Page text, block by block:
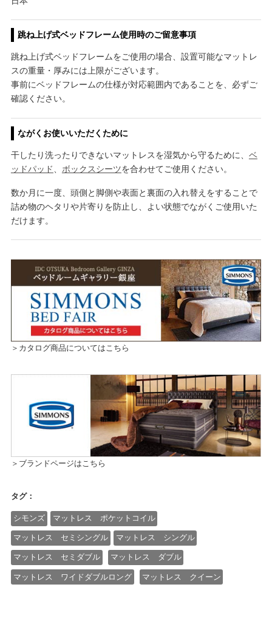
跳ね上げ式ベッドフレーム使用時のご留意事項
跳ね上げ式ベッドフレームをご使用の場合、設置可能なマットレ
スの重量・厚みには上限がございます。
事前にベッドフレームの仕様が対応範囲内であることを、必ずご
確認ください。
ながくお使いいただくために
干したり洗ったりできないマットレスを湿気から守るために、 ベ
ッドパッド
ボックスシーツを合わせてご使用ください。
数か月に一度、頭側と脚側や表面と裏面の入れ替えをすることで
詰め物のヘタリや片寄りを防止し、よい状態でながくご使用いた
だけます。
＞カタログ商品についてはこちら
＞ブランドページはこちら
タグ：
シモンズ マットレス ポケットコイル
マットレス セミシングル マットレス シングル
マットレス セミダブル マットレス ダブル
マットレス ワイドダブルロング マットレス クイーン